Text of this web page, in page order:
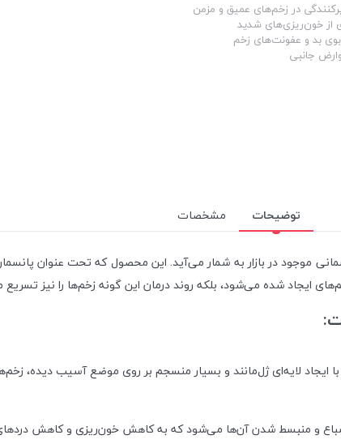
توضیحات مشخصات
موجود در بازار به شمار می‌آید. این محصول که تحت عنوان
ایجاد شده می‌شود، بلکه روند درمان این گونه زخم‌ها را نیز تسریع
ایجاد لایه‌ای ژل‌مانند و بسیار منسجم بر روی موضع آسیب دیده،
و منبسط شدن آن‌ها می‌شود که به کاهش خون‌ریزی و کاهش